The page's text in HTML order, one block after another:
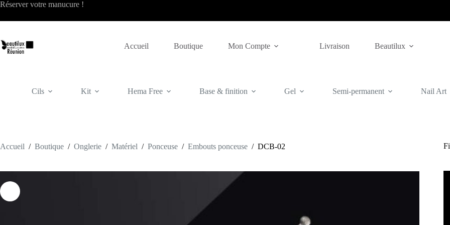
Passer
contenu
Réserver votre manucure !
Accueil Boutique Mon Compte Livraison Beautilux
Cils Kit Hema Free Base & finition Gel Semi-permanent Nail Art
Accueil / Boutique / Onglerie / Matériel / Ponceuse / Embouts ponceuse / DCB-02